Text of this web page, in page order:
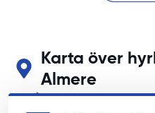
Karta över
Almere
Se våra huvudsakliga